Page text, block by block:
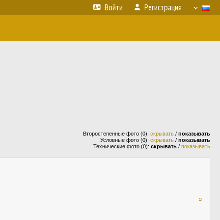
Войти Регистрация
Второстепенные фото (0): скрывать / показывать
Условные фото (0): скрывать / показывать
Технические фото (0): скрывать / показывать
¤